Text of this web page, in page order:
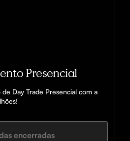
Presencial
Day Trade Presencial com a
encerradas